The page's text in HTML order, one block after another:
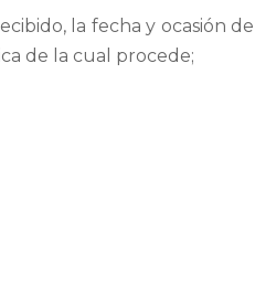
la fecha y ocasión de
de la cual procede;